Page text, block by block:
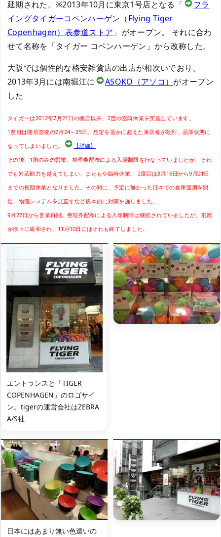
延期された。※2013年10月に東京1号店となる「
フラ
イングタイガーコペンハーゲン（Flying Tiger
Copenhagen）表参道ストア 」がオープン。 それに合わ
せて名称を「タイガー コペンハーゲン」から改称した。
大阪では個性的な格安雑貨店の出店が相次いでおり、
2013年3月には南堀江に
ASOKO（アソコ） がオープン
した
タイガーは2012年7月21日の開店以来、2度の臨時休業を実施しています。
1度目は開店直後の7月24～25日。想定を遥かに超えた来店者が殺到、品薄状態に
なってしまいました。
【詳細】
その後、1階のみの営業、整理券配布による入場制限を行なっていましたが、それ
でも対応能力を越えてしまい、またもや臨時休業。 2度目は8月16日から9月21日
までの長期休業となりました。その間に、予定に無かった日本での倉庫運用を開
始、物流システムを見直すなど抜本的に対策を施しました。
9月22日から営業再開。整理券配布による入場制限は継続されていましたが、混雑
が徐々に緩和され、11月10日にはそれも終了しました。
エントランスと「TIGER
COPENHAGEN」のロゴサイ
ン。tigerの運営会社はZEBRA
A/S社
日本にはあまり無い色遣いの